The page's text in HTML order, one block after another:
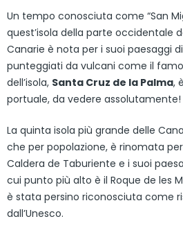
Un tempo conosciuta come “San
quest’isola della parte occidentale
Canarie è nota per i suoi paesaggi
punteggiati da vulcani come il
dell’isola, Santa Cruz de la Palma,
portuale, da vedere assolutamente!
La quinta isola più grande delle
che per popolazione, è rinomata
Caldera de Taburiente e i suoi
cui punto più alto è il Roque de les
è stata persino riconosciuta come
dall’Unesco.